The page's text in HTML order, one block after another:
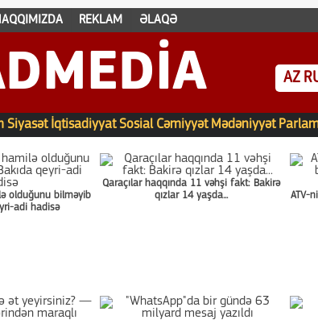
REKLAM ƏLAQƏ
AZ
Siyasət İqtisadiyyat Sosial Cəmiyyət Mədəniyyət
olduğunu bilməyib
adi hadisə
Qaraçılar haqqında 11 vəhşi fakt: Bakirə
qızlar 14 yaşda...
ATV-